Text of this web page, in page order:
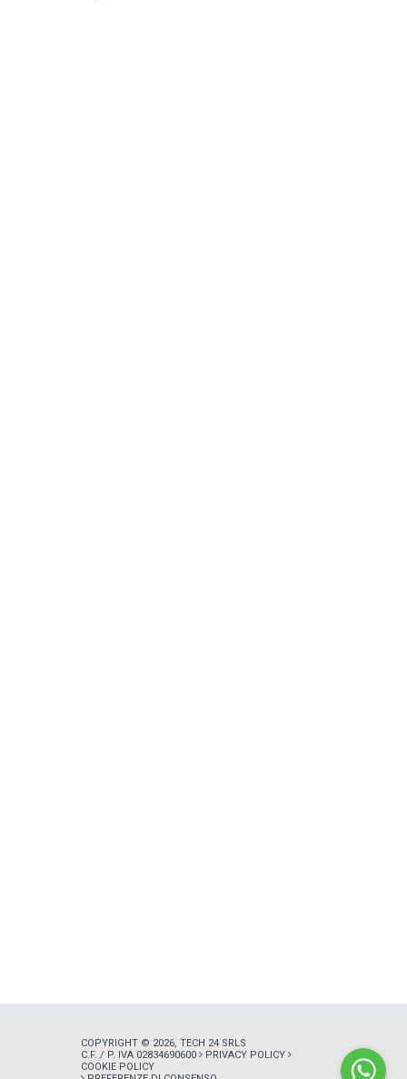
COPYRIGHT © 2026, TECH 24 SRLS
C.F. / P. IVA 02834690600
PRIVACY POLICY
COOKIE POLICY